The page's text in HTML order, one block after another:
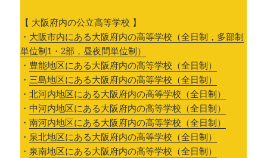
【 大阪府内の公立高等学校 】
・ 大阪市内にある大阪府内の高等学校（全日制，多部制
単位制1・2部，昼夜間単位制）
・ 豊能地区にある大阪府内の高等学校（全日制）
・三島地区にある大阪府内の高等学校（全日制）
・北河内地区にある大阪府内の高等学校（全日制）
・中河内地区にある大阪府内の高等学校（全日制）
・南河内地区にある大阪府内の高等学校（全日制）
・ 泉北地区にある大阪府内の高等学校（全日制）
・ 泉南地区にある大阪府内の高等学校（全日制）